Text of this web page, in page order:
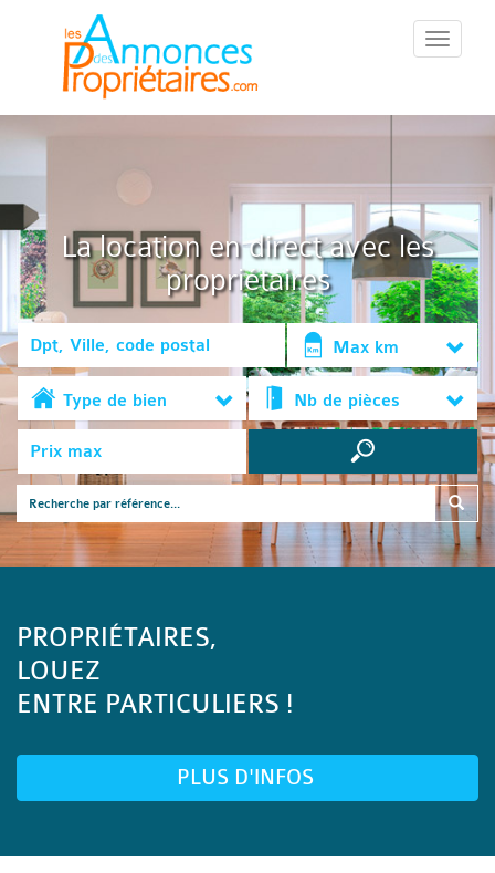
::Menu::
La location en direct avec les
propriétaires
Max km
Type de bien Nb de pièces
PROPRIÉTAIRES,
LOUEZ
ENTRE PARTICULIERS !
PLUS D'INFOS